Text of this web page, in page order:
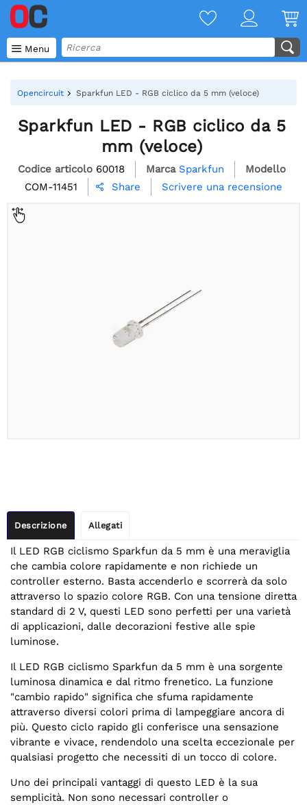
 Menu
Opencircuit Sparkfun LED - RGB ciclico da 5 mm (veloce)
Sparkfun LED - RGB ciclico da 5
mm (veloce)
Codice articolo 60018 Marca Sparkfun
Modello
COM-11451
 Share Scrivere una recensione
Descrizione Allegati
Il LED RGB ciclismo Sparkfun da 5 mm è una meraviglia
che cambia colore rapidamente e non richiede un
controller esterno. Basta accenderlo e scorrerà da solo
attraverso lo spazio colore RGB. Con una tensione diretta
standard di 2 V, questi LED sono perfetti per una varietà
di applicazioni, dalle decorazioni festive alle spie
luminose.
Il LED RGB ciclismo Sparkfun da 5 mm è una sorgente
luminosa dinamica e dal ritmo frenetico. La funzione
"cambio rapido" significa che sfuma rapidamente
attraverso diversi colori prima di lampeggiare ancora di
più. Questo ciclo rapido gli conferisce una sensazione
vibrante e vivace, rendendolo una scelta eccezionale per
qualsiasi progetto che necessiti di un tocco di colore.
Uno dei principali vantaggi di questo LED è la sua
semplicità. Non sono necessari controller o